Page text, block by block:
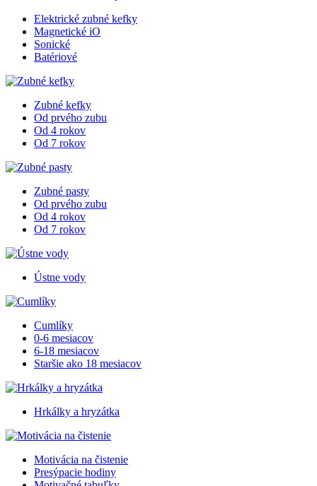
Elektrické zubné kefky
Magnetické iO
Sonické
Batériové
Zubné kefky
Od prvého zubu
Od 4 rokov
Od 7 rokov
Zubné pasty
Od prvého zubu
Od 4 rokov
Od 7 rokov
Ústne vody
Cumlíky
0-6 mesiacov
6-18 mesiacov
Staršie ako 18 mesiacov
Hrkálky a hryzátka
Motivácia na čistenie
Presýpacie hodiny